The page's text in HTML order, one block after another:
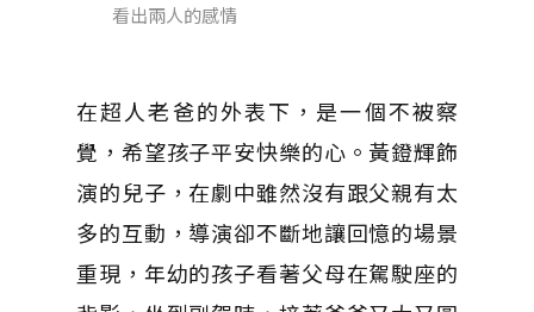
看出兩人的感情
在超人老爸的外表下，是一個不被察
覺，希望孩子平安快樂的心。黃鐙輝飾
演的兒子，在劇中雖然沒有跟父親有太
多的互動，導演卻不斷地讓回憶的場景
重現，年幼的孩子看著父母在駕駛座的